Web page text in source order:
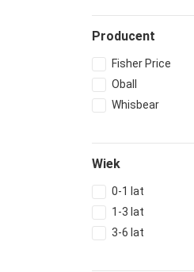
Producent
Fisher Price
Oball
Whisbear
Wiek
0-1 lat
1-3 lat
3-6 lat